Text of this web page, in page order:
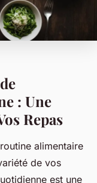
: Une
Repas
alimentaire
de vos
est une